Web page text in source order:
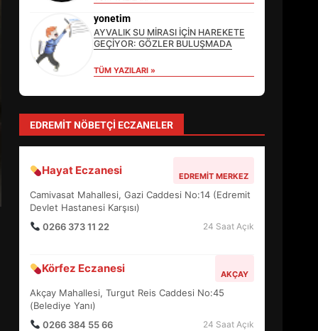
yonetim
AYVALIK SU MİRASI İÇİN HAREKETE
GEÇİYOR: GÖZLER BULUŞMADA
TÜM YAZILARI »
EDREMIT NÖBETÇI ECZANELER
Hayat Eczanesi EDREMIT MERKEZ
Camivasat Mahallesi, Gazi Caddesi No:14 (Edremit
Devlet Hastanesi Karşısı)
0266 373 11 22
24 Saat Açık
Körfez Eczanesi AKÇAY
Akçay Mahallesi, Turgut Reis Caddesi No:45
(Belediye Yanı)
0266 384 55 66
24 Saat Açık
EİB’DE KRİTİK ATAMA:
SÜRDÜRÜLEBİLİRLİKTE NE
DEĞİŞECEK?
4
EDREMİT’İN GURURU TÜRKİYE
FİNALİNDE NE BAŞARDI?
5
BALIKESİR MÜZELERİNDE
SÜRE UZATILDI: NE DEĞİŞTİ?
6
BURHANİYE SATRANÇ
DEĞİŞTİRİYOR?